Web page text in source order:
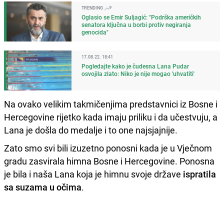
TRENDING
Oglasio se Emir Suljagić: "Podrška američkih
senatora ključna u borbi protiv negiranja
genocida"
17.08.22. 18:41
Pogledajte kako je čudesna Lana Pudar
osvojila zlato: Niko je nije mogao 'uhvatiti'
Na ovako velikim takmičenjima predstavnici iz Bosne i
Hercegovine rijetko kada imaju priliku i da učestvuju, a
Lana je došla do medalje i to one najsjajnije.
Zato smo svi bili izuzetno ponosni kada je u Vječnom
gradu zasvirala himna Bosne i Hercegovine. Ponosna
je bila i naša Lana koja je himnu svoje države ispratila
sa suzama u očima.